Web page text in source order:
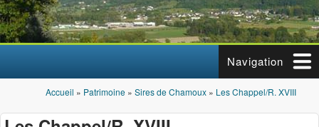
Navigation
Vous êtes ici
Accueil » Patrimoine » Sires de Chamoux » Les Chappel/R. XVIII